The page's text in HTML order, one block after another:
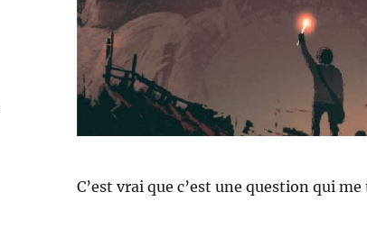
C’est vrai que c’est une question qui